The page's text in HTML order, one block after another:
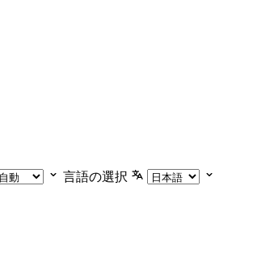
言語の選択